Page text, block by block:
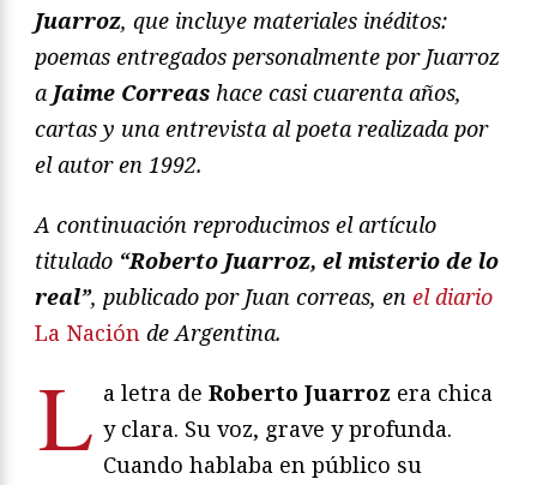
Juarroz, que incluye materiales inéditos:
poemas entregados personalmente por Juarroz
a Jaime Correas hace casi cuarenta años,
cartas y una entrevista al poeta realizada por
el autor en 1992.
A continuación reproducimos el artículo
titulado “Roberto Juarroz, el misterio de lo
real”, publicado por Juan correas, en el diario
La Nación de Argentina.
L a letra de Roberto Juarroz era chica
y clara. Su voz, grave y profunda.
Cuando hablaba en público su